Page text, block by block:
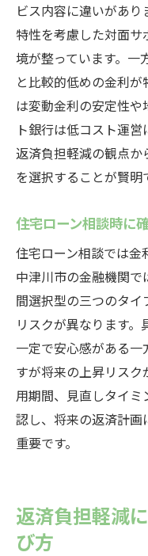
ビス内容に違いがあ
特性を考慮した対面
境が整っています。一
と比較的低めの金利
は変動金利の安定性
ト銀行は低コスト運営
返済負担軽減の観点
を選択することが賢明
住宅ローン相談時に
住宅ローン相談では金
中津川市の金融機関
間選択型の三つのタ
リスクが異なります
一定で安心感がある
すが将来の上昇リス
用期間、見直しタイ
認し、将来の返済計
重要です。
返済負担軽減
び方